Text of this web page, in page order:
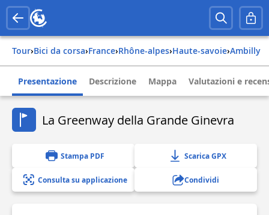
Tour› Bici da corsa› france› rhône-alpes› haute-savoie› ambilly
Presentazione Descrizione Mappa Valutazioni e
La Greenway della Grande Ginevra
Stampa PDF Scarica GPX
Consulta su applicazione Condividi